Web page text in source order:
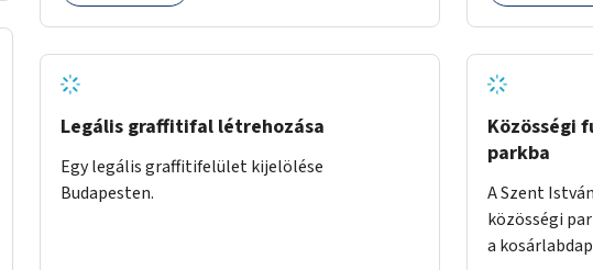
Legális graffitifal létrehozása
Egy legális graffitifelület kijelölése
Budapesten.
Közösségi
parkba
A Szent
közösségi
a